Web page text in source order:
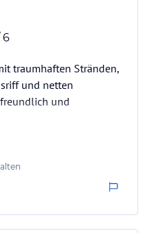
6
traumhaften Stränden,
und netten
und